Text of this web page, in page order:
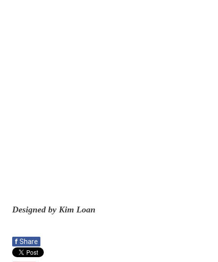
Designed by Kim Loan
f Share